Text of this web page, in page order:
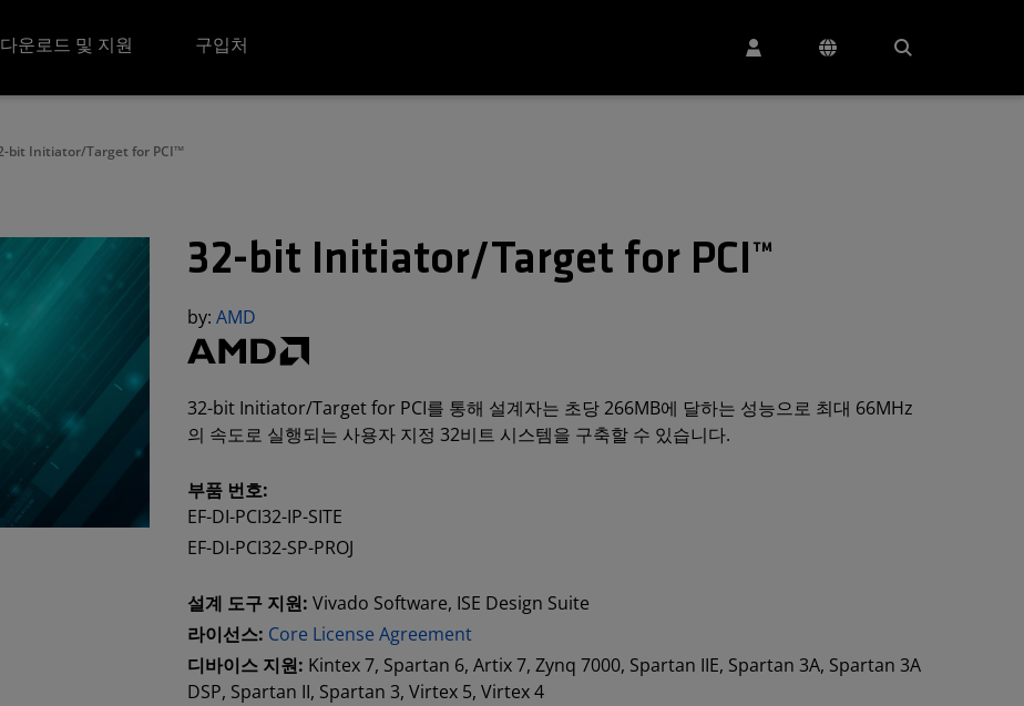
다운로드 및 지원 구입처
bit Initiator/Target for PCI™
32-bit Initiator/Target for PCI™
by:AMD
32-bit Initiator/Target for PCI를 통해 설계자는 초당 266MB에 달하는 성능으로 최대 66MHz
의 속도로 실행되는 사용자 지정 32비트 시스템을 구축할 수 있습니다.
부품 번호:
EF-DI-PCI32-IP-SITE
EF-DI-PCI32-SP-PROJ
설계 도구 지원:Vivado Software, ISE Design Suite
라이선스: Core License Agreement
디바이스 지원: Kintex 7, Spartan 6, Artix 7, Zynq 7000, Spartan IIE, Spartan 3A, Spartan 3A
DSP, Spartan II, Spartan 3, Virtex 5, Virtex 4